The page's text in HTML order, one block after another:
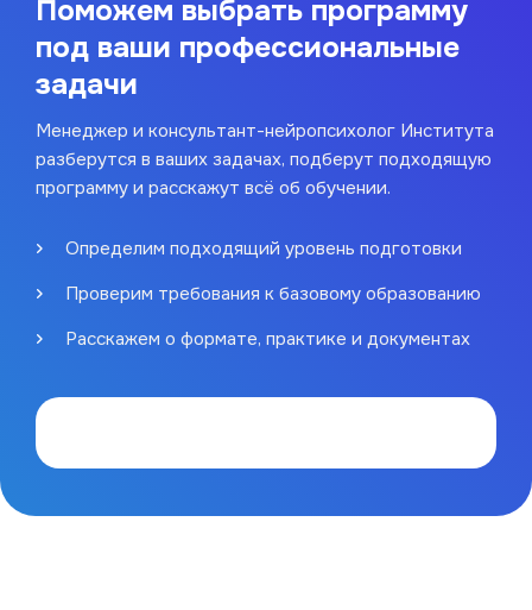
Поможем выбрать программу
под ваши профессиональные
задачи
Менеджер и консультант-нейропсихолог Института
разберутся в ваших задачах, подберут подходящую
программу и расскажут всё об обучении.
Определим подходящий уровень подготовки
Проверим требования к базовому образованию
Расскажем о формате, практике и документах